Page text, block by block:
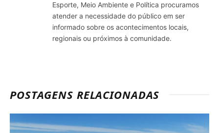
Esporte, Meio Ambiente e Política procuramos
atender a necessidade do público em ser
informado sobre os acontecimentos locais,
regionais ou próximos à comunidade.
POSTAGENS RELACIONADAS